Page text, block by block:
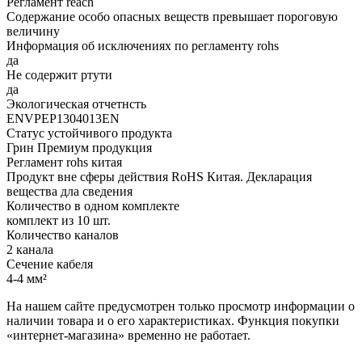
Содержание особо опасных веществ превышает пороговую
величину
Информация об исключениях по регламенту rohs
да
Не содержит ртути
да
Экологическая отчетнсть
ENVPEP1304013EN
Статус устойчивого продукта
Грин Премиум продукция
Регламент rohs китая
Продукт вне сферы действия RoHS Китая. Декларация
вещества дла сведения
Количество в одном комплекте
комплект из 10 шт.
Количество каналов
2 канала
Сечение кабеля
4-4 мм²
На нашем сайте предусмотрен только просмотр информации о
наличии товара и о его характеристиках. Функция покупки
«интернет-магазина» временно не работает.